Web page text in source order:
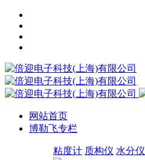
网站首页
博勒飞专栏
粘度计 质构仪 水分仪